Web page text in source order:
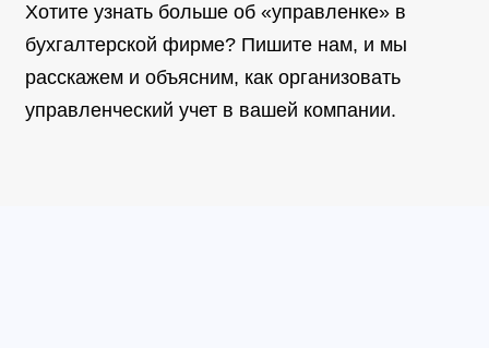
Хотите узнать больше об «управленке» в
бухгалтерской фирме? Пишите нам, и мы
расскажем и объясним, как организовать
управленческий учет в вашей компании.